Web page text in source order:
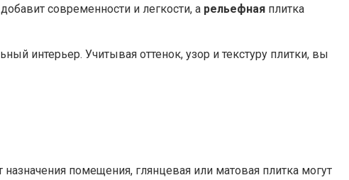
добавит современности и легкости, а рельефная плитка
интерьер. Учитывая оттенок, узор и текстуру плитки, вы
помещения, глянцевая или матовая плитка могут